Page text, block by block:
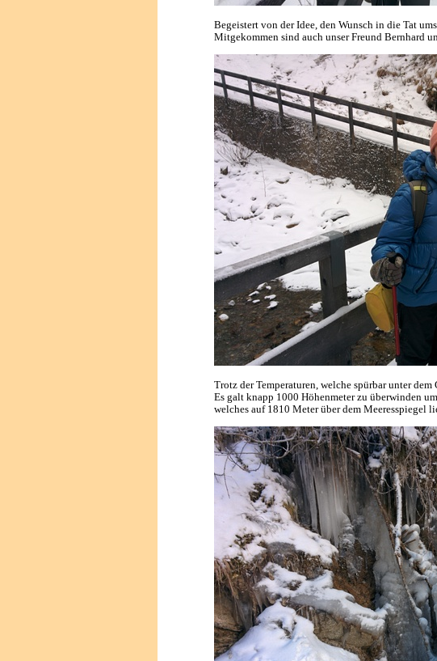
Begeistert von der Idee, den Wunsch in die Tat
Mitgekommen sind auch unser Freund Bernhard
Trotz der Temperaturen, welche spürbar unter
Es galt knapp 1000 Höhenmeter zu überwinden
welches auf 1810 Meter über dem Meeresspiegel